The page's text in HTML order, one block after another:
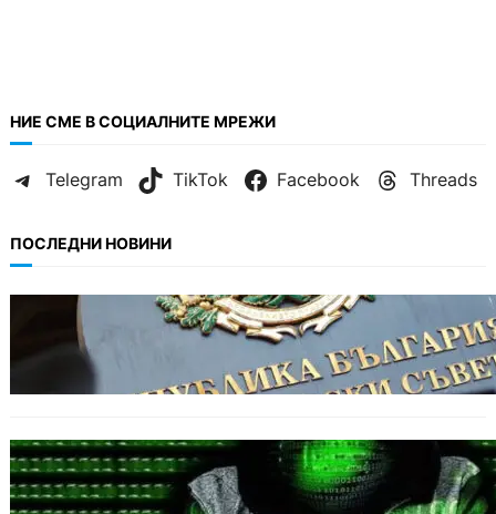
НИЕ СМЕ В СОЦИАЛНИТЕ МРЕЖИ
Telegram TikTok Facebook Threads
ПОСЛЕДНИ НОВИНИ
БЪЛГАРИЯ
Кабинетът прие нов статут за професиите в
спортната подготовка
БЪЛГАРИЯ
Разкриха дългогодишен пробив в
държавни информационни системи